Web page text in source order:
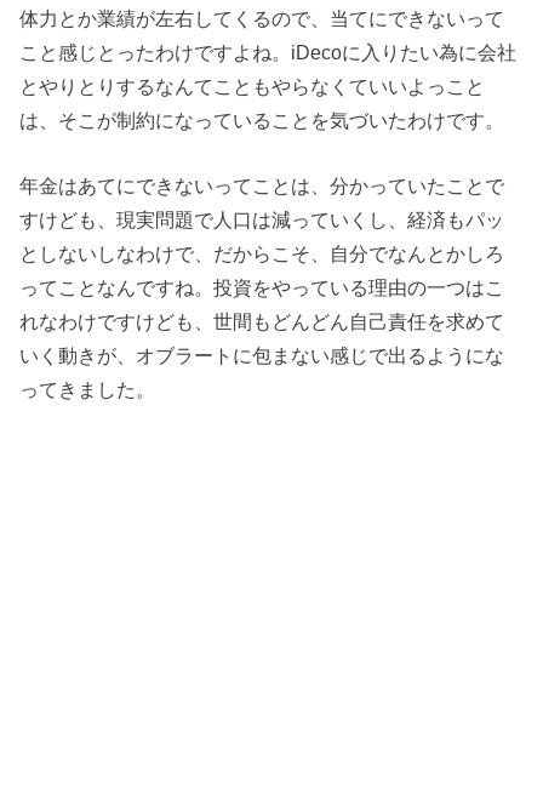
体力とか業績が左右してくるので、当てにできないって
こと感じとったわけですよね。iDecoに入りたい為に会社
とやりとりするなんてこともやらなくていいよっこと
は、そこが制約になっていることを気づいたわけです。
年金はあてにできないってことは、分かっていたことで
すけども、現実問題で人口は減っていくし、経済もパッ
としないしなわけで、だからこそ、自分でなんとかしろ
ってことなんですね。投資をやっている理由の一つはこ
れなわけですけども、世間もどんどん自己責任を求めて
いく動きが、オブラートに包まない感じで出るようにな
ってきました。